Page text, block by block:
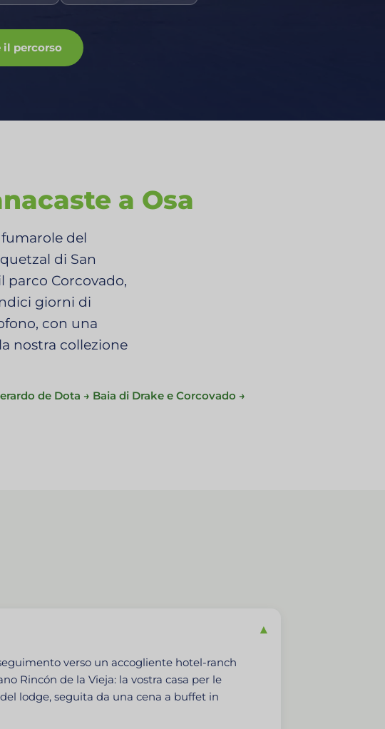
il percorso
a Osa
del
di San
parco Corcovado,
giorni di
con una
nostra collezione
de Dota → Baia di Drake e Corcovado →
▾
verso un accogliente hotel-ranch
Rincón de la Vieja: la vostra casa per le
lodge, seguita da una cena a buffet in